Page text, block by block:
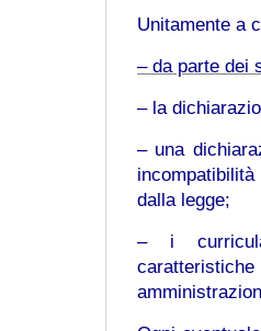
Unitamente a
– da parte dei
– la
– una
dalla legge;
– i curricula